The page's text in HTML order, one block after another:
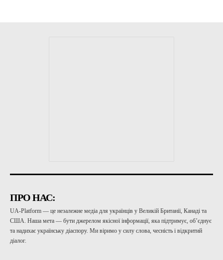
ПРО НАС:
UA-Platform — це незалежне медіа для українців у Великій Британії, Канаді та
США. Наша мета — бути джерелом якісної інформації, яка підтримує, об’єднує
та надихає українську діаспору. Ми віримо у силу слова, чесність і відкритий
діалог.